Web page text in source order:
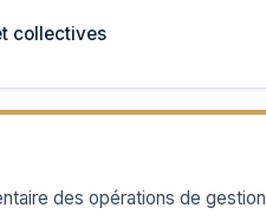
collectives
des opérations de gestion